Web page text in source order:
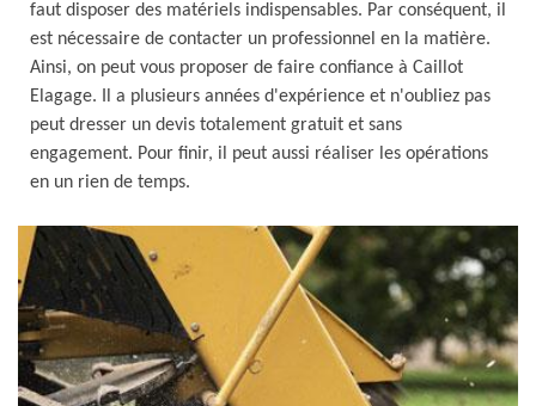
faut disposer des matériels indispensables. Par conséquent, il
est nécessaire de contacter un professionnel en la matière.
Ainsi, on peut vous proposer de faire confiance à Caillot
Elagage. Il a plusieurs années d'expérience et n'oubliez pas
peut dresser un devis totalement gratuit et sans
engagement. Pour finir, il peut aussi réaliser les opérations
en un rien de temps.